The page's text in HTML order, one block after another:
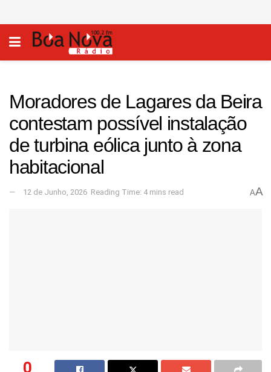
Moradores de Lagares da Beira
contestam possível instalação
de turbina eólica junto à zona
habitacional
12 de Junho, 2026 Reading Time: 4 mins read AA
0